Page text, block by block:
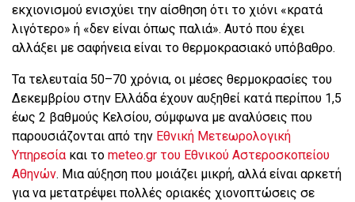
εκχιονισμού ενισχύει την αίσθηση ότι το χιόνι «κρατά
λιγότερο» ή «δεν είναι όπως παλιά». Αυτό που έχει
αλλάξει με σαφήνεια είναι το θερμοκρασιακό υπόβαθρο.
Τα τελευταία 50–70 χρόνια, οι μέσες θερμοκρασίες του
Δεκεμβρίου στην Ελλάδα έχουν αυξηθεί κατά περίπου 1,5
έως 2 βαθμούς Κελσίου, σύμφωνα με αναλύσεις που
παρουσιάζονται από την Εθνική Μετεωρολογική
Υπηρεσίακαι το meteo.gr του Εθνικού Αστεροσκοπείου
Αθηνών. Μια αύξηση που μοιάζει μικρή, αλλά είναι αρκετή
για να μετατρέψει πολλές οριακές χιονοπτώσεις σε